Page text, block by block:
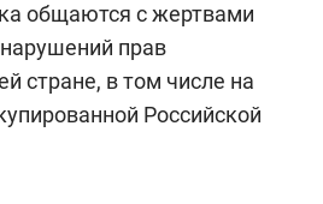
общаются с жертвами
прав
стране, в том числе на
Российской